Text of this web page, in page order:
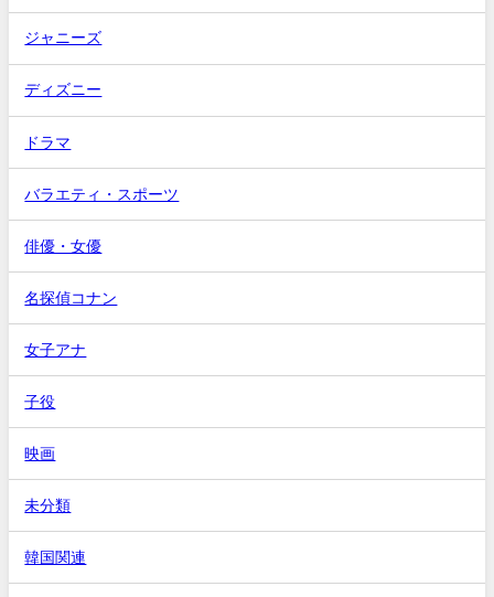
ジャニーズ
ディズニー
ドラマ
バラエティ・スポーツ
俳優・女優
名探偵コナン
女子アナ
子役
映画
未分類
韓国関連